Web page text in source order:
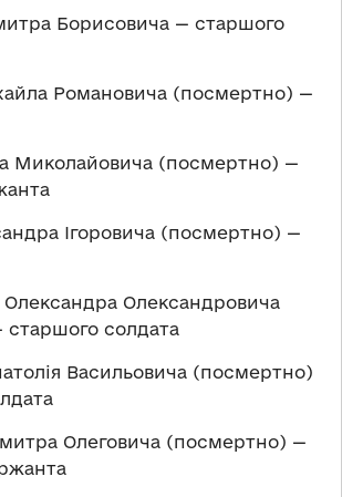
Борисовича — старшого
Романовича (посмертно) —
Миколайовича (посмертно) —
Ігоровича (посмертно) —
Олександровича
солдата
Васильовича (посмертно)
Олеговича (посмертно) —